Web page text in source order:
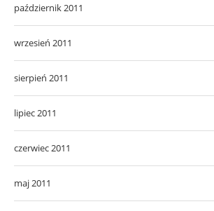
październik 2011
wrzesień 2011
sierpień 2011
lipiec 2011
czerwiec 2011
maj 2011